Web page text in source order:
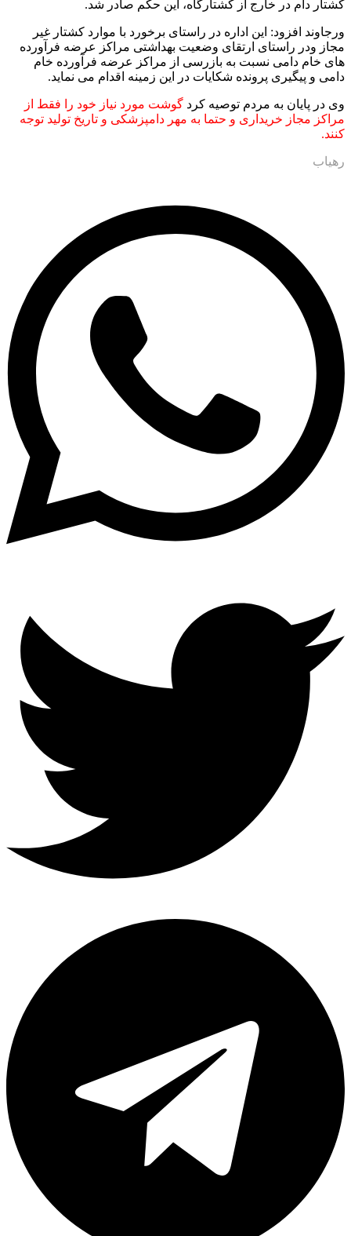
کشتار دام در خارج از کشتارگاه، این حکم صادر شد.
ورجاوند افزود: این اداره در راستای برخورد با موارد کشتار غیر
مجاز ودر راستای ارتقای وضعیت بهداشتی مراکز عرضه فرآورده
های خام دامی نسبت به بازرسی از مراکز عرضه فرآورده خام
دامی و پیگیری پرونده شکایات در این زمینه اقدام می نماید.
وی در پایان به مردم توصیه کرد گوشت مورد نیاز خود را فقط از
مراکز مجاز خریداری و حتما به مهر دامپزشکی و تاریخ تولید توجه
کنند.
رهیاب